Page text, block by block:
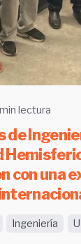
por
lectura
de
con una
Ingeniería